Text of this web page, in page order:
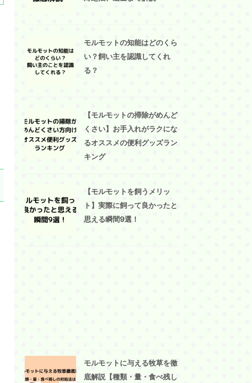
モルモットの知能はどのくら
い？飼い主を認識してくれ
る？
【モルモットの掃除がめんど
くさい】お手入れがラクにな
るオススメの便利グッズラン
キング
【モルモットを飼うメリッ
ト】実際に飼って良かったと
思える瞬間9選！
モルモットに与える牧草を徹
底解説【種類・量・食べ残し